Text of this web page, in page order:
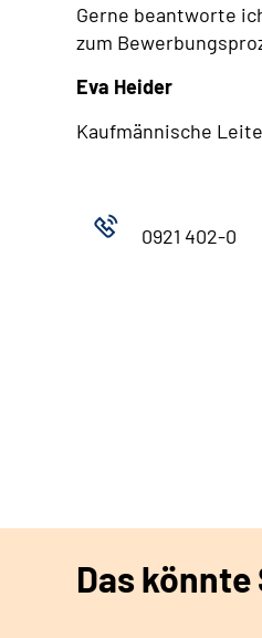
Gerne beantworte
zum
Eva Heider
Kaufmännische
0921 402-0
Das